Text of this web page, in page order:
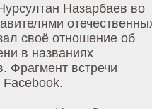
Назарбаев во
своё отношение об
в названиях
Фрагмент встречи